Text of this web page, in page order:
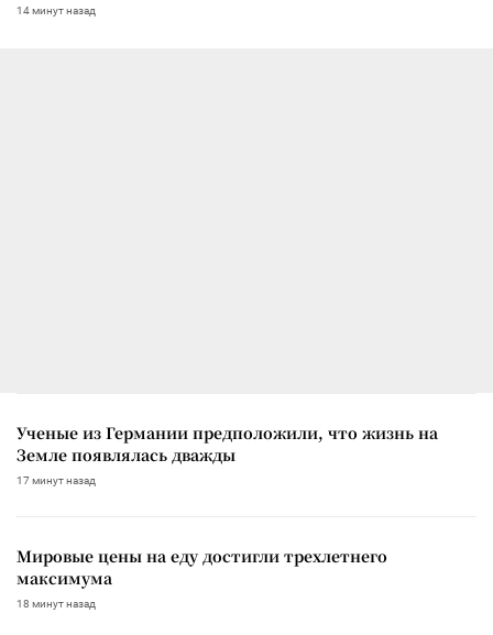
14 минут назад
Ученые из Германии предположили, что жизнь на
Земле появлялась дважды
17 минут назад
Мировые цены на еду достигли трехлетнего
максимума
18 минут назад